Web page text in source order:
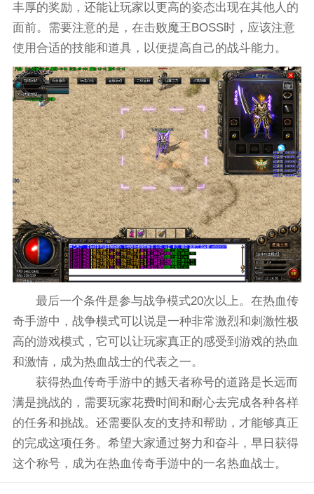
丰厚的奖励，还能让玩家以更高的姿态出现在其他人的
面前。需要注意的是，在击败魔王BOSS时，应该注意
使用合适的技能和道具，以便提高自己的战斗能力。
最后一个条件是参与战争模式20次以上。在热血传
奇手游中，战争模式可以说是一种非常激烈和刺激性极
高的游戏模式，它可以让玩家真正的感受到游戏的热血
和激情，成为热血战士的代表之一。
获得热血传奇手游中的撼天者称号的道路是长远而
满是挑战的，需要玩家花费时间和耐心去完成各种各样
的任务和挑战。还需要队友的支持和帮助，才能够真正
的完成这项任务。希望大家通过努力和奋斗，早日获得
这个称号，成为在热血传奇手游中的一名热血战士。